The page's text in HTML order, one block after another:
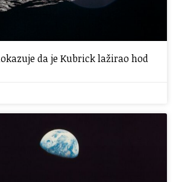
da je Kubrick lažirao hod